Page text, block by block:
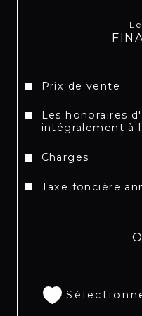
Retrouvez toutes
Prix de vente
Les honoraires
intégralement à
Charges
Taxe foncière